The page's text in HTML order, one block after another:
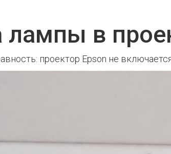
в
проектор Epson не